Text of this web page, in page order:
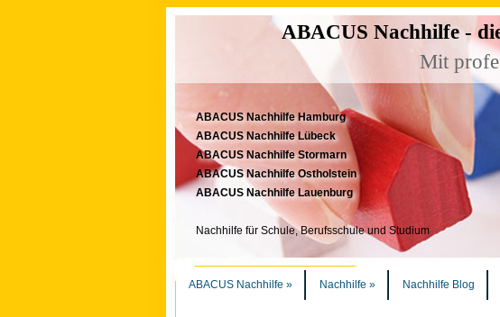
ABACUS Nachhilfe -
Mit
ABACUS Nachhilfe Hamburg
ABACUS Nachhilfe Lübeck
ABACUS Nachhilfe Stormarn
ABACUS Nachhilfe Ostholstein
ABACUS Nachhilfe Lauenburg
Nachhilfe für Schule, Berufsschule und Studium
ABACUS Nachhilfe » Nachhilfe » Nachhilfe Blog